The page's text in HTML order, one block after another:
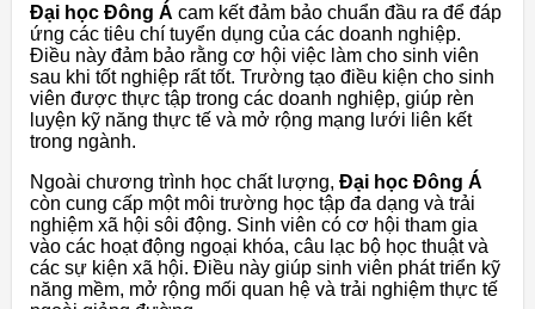
Đại học Đông Á cam kết đảm bảo chuẩn đầu ra để đáp
ứng các tiêu chí tuyển dụng của các doanh nghiệp.
Điều này đảm bảo rằng cơ hội việc làm cho sinh viên
sau khi tốt nghiệp rất tốt. Trường tạo điều kiện cho sinh
viên được thực tập trong các doanh nghiệp, giúp rèn
luyện kỹ năng thực tế và mở rộng mạng lưới liên kết
trong ngành.
Ngoài chương trình học chất lượng, Đại học Đông Á
còn cung cấp một môi trường học tập đa dạng và trải
nghiệm xã hội sôi động. Sinh viên có cơ hội tham gia
vào các hoạt động ngoại khóa, câu lạc bộ học thuật và
các sự kiện xã hội. Điều này giúp sinh viên phát triển kỹ
năng mềm, mở rộng mối quan hệ và trải nghiệm thực tế